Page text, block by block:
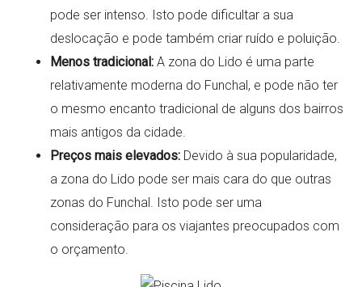
pode ser intenso. Isto pode dificultar a sua
deslocação e pode também criar ruído e poluição.
Menos tradicional: A zona do Lido é uma parte
relativamente moderna do Funchal, e pode não ter
o mesmo encanto tradicional de alguns dos bairros
mais antigos da cidade.
Preços mais elevados: Devido à sua popularidade,
a zona do Lido pode ser mais cara do que outras
zonas do Funchal. Isto pode ser uma
consideração para os viajantes preocupados com
o orçamento.